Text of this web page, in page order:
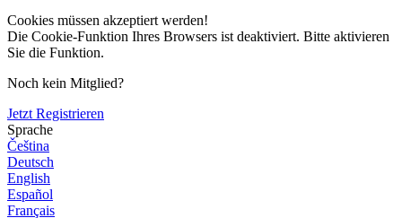
Cookies müssen akzeptiert werden!
Die Cookie-Funktion Ihres Browsers ist deaktiviert. Bitte aktivieren
Sie die Funktion.
Noch kein Mitglied?
Jetzt Registrieren
Sprache
Čeština
Deutsch
English
Español
Français